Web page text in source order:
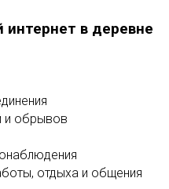
интернет в деревне
и обрывов
отдыха и общения